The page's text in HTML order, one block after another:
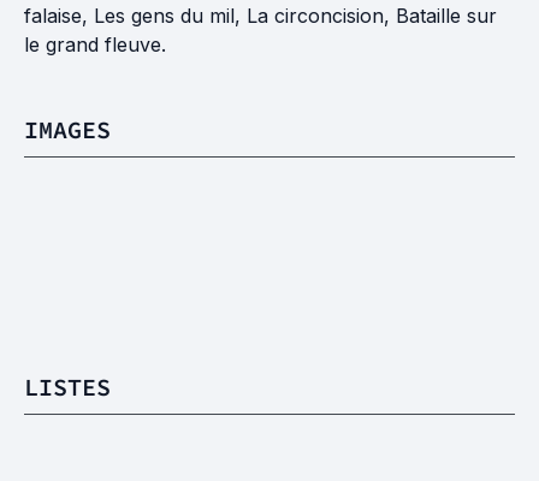
falaise, Les gens du mil, La circoncision, Bataille sur
le grand fleuve.
IMAGES
LISTES